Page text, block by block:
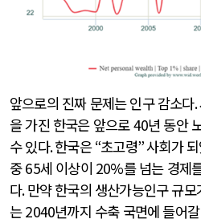
앞으로의 진짜 문제는 인구 감소다.
을 가진 한국은 앞으로40년 동안
수 있다.한국은“초고령”사회가
중65세 이상이 20%를 넘는 경제
다.만약 한국의 생산가능인구 규
는2040년까지 수축 국면에 들어